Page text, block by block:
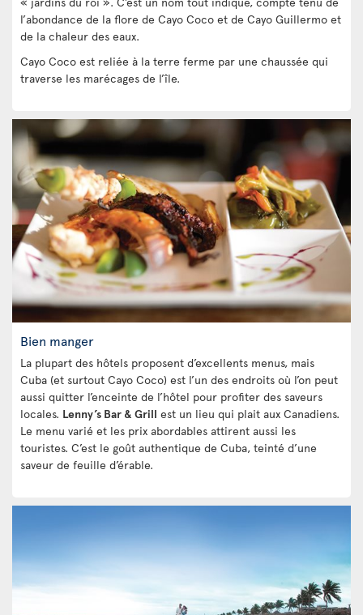
l’abondance de la flore de Cayo Coco et de Cayo Guillermo et
de la chaleur des eaux.
Cayo Coco est reliée à la terre ferme par une chaussée qui
traverse les marécages de l’île.
Bien manger
La plupart des hôtels proposent d’excellents menus, mais
Cuba (et surtout Cayo Coco) est l’un des endroits où l’on peut
aussi quitter l’enceinte de l’hôtel pour profiter des saveurs
locales. Lenny’s Bar & Grill est un lieu qui plait aux Canadiens.
Le menu varié et les prix abordables attirent aussi les
touristes. C’est le goût authentique de Cuba, teinté d’une
saveur de feuille d’érable.